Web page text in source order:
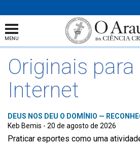
MENU
Originais para
Internet
DEUS NOS DEU O DOMÍNIO —
Keb Bemis - 20 de agosto de 2026
Praticar esportes como uma